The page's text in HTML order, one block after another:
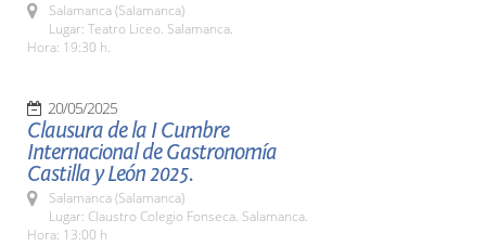
Salamanca (Salamanca)
Lugar: Teatro Liceo. Salamanca.
Hora: 19:30 h.
20/05/2025
Clausura de la I Cumbre
Internacional de Gastronomía
Castilla y León 2025.
Salamanca (Salamanca)
Lugar: Claustro Colegio Fonseca. Salamanca.
Hora: 13:00 h